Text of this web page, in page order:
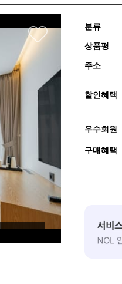
분류
상품평
주소
할인혜택
우수회원
구매혜택